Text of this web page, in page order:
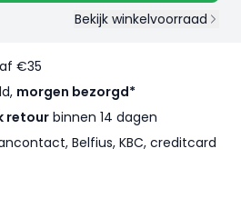
Bekijk winkelvoorraad
€35
morgen bezorgd*
retour binnen 14 dagen
Belfius, KBC, creditcard